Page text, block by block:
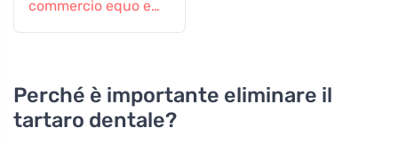
commercio equo e
Perché è importante eliminare il
tartaro dentale?